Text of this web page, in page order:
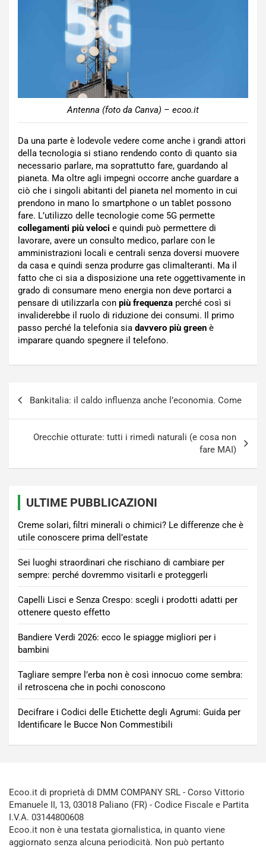
Antenna (foto da Canva) – ecoo.it
Da una parte è lodevole vedere come anche i grandi attori
della tecnologia si stiano rendendo conto di quanto sia
necessario parlare, ma soprattutto fare, guardando al
pianeta. Ma oltre agli impegni occorre anche guardare a
ciò che i singoli abitanti del pianeta nel momento in cui
prendono in mano lo smartphone o un tablet possono
fare. L’utilizzo delle tecnologie come 5G permette
collegamenti più veloci e quindi può permettere di
lavorare, avere un consulto medico, parlare con le
amministrazioni locali e centrali senza doversi muovere
da casa e quindi senza produrre gas climalteranti. Ma il
fatto che ci sia a disposizione una rete oggettivamente in
grado di consumare meno energia non deve portarci a
pensare di utilizzarla con più frequenza perché così si
invaliderebbe il ruolo di riduzione dei consumi. Il primo
passo perché la telefonia sia davvero più green è
imparare quando spegnere il telefono.
Bankitalia: il caldo influenza anche l’economia. Come
Orecchie otturate: tutti i rimedi naturali (e cosa non
fare MAI)
ULTIME PUBBLICAZIONI
Creme solari, filtri minerali o chimici? Le differenze che è
utile conoscere prima dell’estate
Sei luoghi straordinari che rischiano di cambiare per
sempre: perché dovremmo visitarli e proteggerli
Capelli Lisci e Senza Crespo: scegli i prodotti adatti per
ottenere questo effetto
Bandiere Verdi 2026: ecco le spiagge migliori per i
bambini
Tagliare sempre l’erba non è così innocuo come sembra:
il retroscena che in pochi conoscono
Decifrare i Codici delle Etichette degli Agrumi: Guida per
Identificare le Bucce Non Commestibili
Ecoo.it di proprietà di DMM COMPANY SRL - Corso Vittorio
Emanuele II, 13, 03018 Paliano (FR) - Codice Fiscale e Partita
I.V.A. 03144800608
Ecoo.it non è una testata giornalistica, in quanto viene
aggiornato senza alcuna periodicità. Non può pertanto